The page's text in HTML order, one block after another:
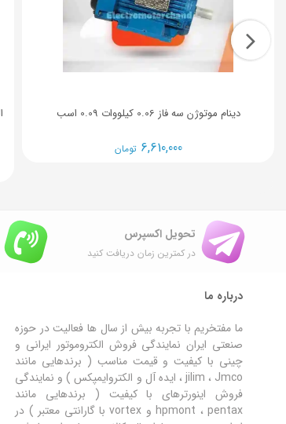
دینام موتوژن سه فاز 0.06 کیلووات 0.09 اسب
6,610,000 تومان
تحویل اکسپرس
در کمترین زمان دریافت کنید
درباره ما
ما مفتخریم با تجربه بیش از سال ها فعالیت در حوزه
صنعتی ایران نمایندگی فروش الکتروموتور ایرانی و
چینی با کیفیت و قیمت مناسب ( برندهایی مانند
jilim ، Jmco ، ایده آل و الکتروایمپکس ) و نمایندگی
فروش اینورترهای با کیفیت ( برندهایی مانند
hpmont ، pentax و vortex با گارانتی معتبر ) در